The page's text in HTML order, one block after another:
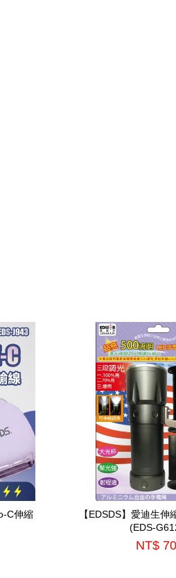
C伸縮
【EDSDS】愛迪生伸
(EDS-
NT$